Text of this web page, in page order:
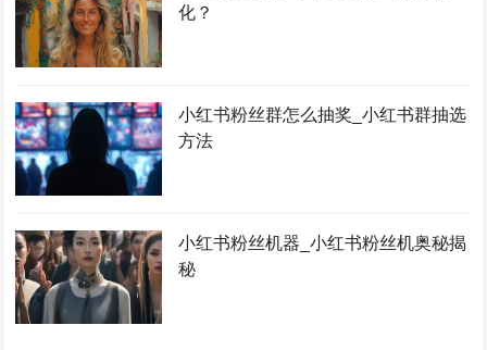
化？
小红书粉丝群怎么抽奖_小红书群抽选
方法
小红书粉丝机器_小红书粉丝机奥秘揭
秘